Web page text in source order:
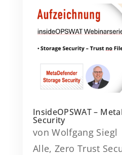
InsideOPSWAT –
Security
vonWolfgang Siegl
Alle, Zero Trust